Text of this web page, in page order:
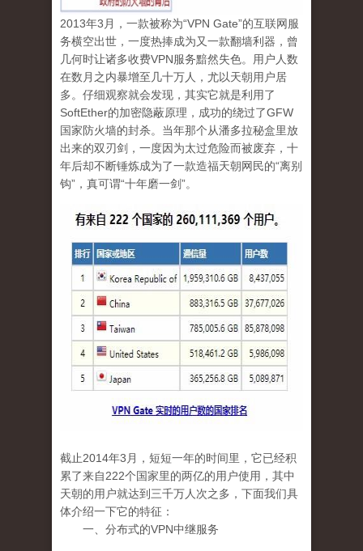
2013年3 月，一款被称为“VPN Gate”的互联网服
务横空出世，一度热捧成为又一款翻墙利器，曾
几何时让诸多收费VPN服务黯然失色。用户人数
在数月之内暴增至几十万人，尤以天朝用户居
多。仔细观察就会发现，其实它就是利用了
SoftEther的加密隐蔽原理，成功的绕过了GFW
国家防火墙的封杀。当年那个从潘多拉秘盒里放
出来的双刃剑，一度因为太过危险而被废弃，十
年后却不断锤炼成为了一款造福天朝网民的“离别
钩”，真可谓“十年磨一剑”。
截止2014年3 月 ，短短一年的时间里，它已经积
累了来自222个国家里的两亿的用户使用，其中
天朝的用户就达到三千万人次之多，下面我们具
体介绍一下它的特征：
一、分布式的VPN中继服务